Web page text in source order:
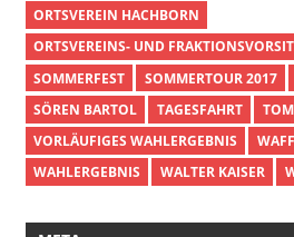
ORTSVEREIN HACHBORN
ORTSVEREINS- UND
SOMMERFEST
SOMMERTOUR 2017
SÖREN BARTOL
TAGESFAHRT
VORLÄUFIGES WAHLERGEBNIS
WAHLERGEBNIS
WALTER KAISER